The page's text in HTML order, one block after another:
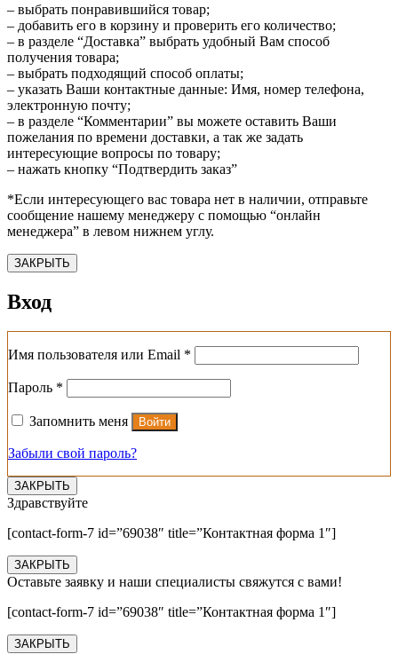
– выбрать понравившийся товар;
– добавить его в корзину и проверить его количество;
– в разделе “Доставка” выбрать удобный Вам способ
получения товара;
– выбрать подходящий способ оплаты;
– указать Ваши контактные данные: Имя, номер телефона,
электронную почту;
– в разделе “Комментарии” вы можете оставить Ваши
пожелания по времени доставки, а так же задать
интересующие вопросы по товару;
– нажать кнопку “Подтвердить заказ”
*Если интересующего вас товара нет в наличии, отправьте
сообщение нашему менеджеру с помощью “онлайн
менеджера” в левом нижнем углу.
ЗАКРЫТЬ
Вход
Имя пользователя или Email *
Пароль *
Запомнить меня Войти
Забыли свой пароль?
ЗАКРЫТЬ
Здравствуйте
[contact-form-7 id=”69038″ title=”Контактная форма 1″]
ЗАКРЫТЬ
Оставьте заявку и наши специалисты свяжутся с вами!
[contact-form-7 id=”69038″ title=”Контактная форма 1″]
ЗАКРЫТЬ